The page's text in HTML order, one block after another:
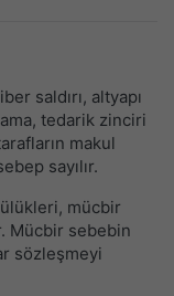
saldırı, altyapı
tedarik zinciri
makul
sayılır.
mücbir
Mücbir sebebin
sözleşmeyi